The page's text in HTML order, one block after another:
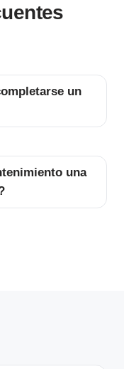
un
una